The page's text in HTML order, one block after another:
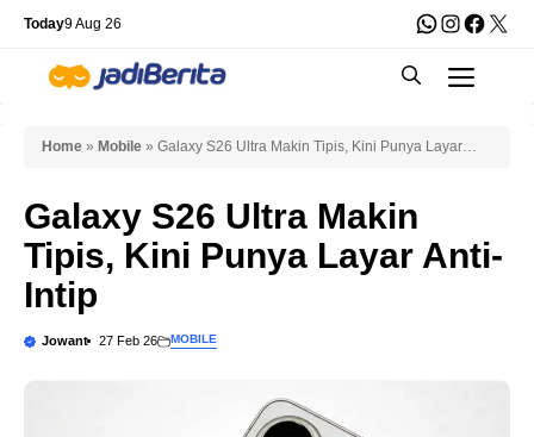
Skip
content
Today9 Aug 26 WhatsApp
X
Home » Mobile » Galaxy S26 Ultra Makin Tipis, Kini Punya Layar
Galaxy S26 Ultra Makin
Tipis, Kini Punya Layar Anti-
Intip
Jowant 27 Feb 26 MOBILE